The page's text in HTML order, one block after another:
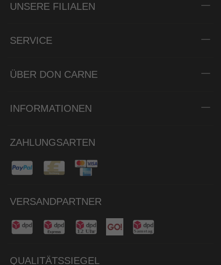
UNSERE FILIALEN
SERVICE
ÜBER DON CARNE
INFORMATIONEN
ZAHLUNGSARTEN
VERSANDPARTNER
QUALITÄTSSIEGEL